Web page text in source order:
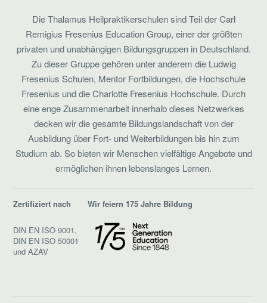
Die Thalamus Heilpraktikerschulen sind Teil der Carl
Remigius Fresenius Education Group, einer der größten
privaten und unabhängigen Bildungsgruppen in Deutschland.
Zu dieser Gruppe gehören unter anderem die Ludwig
Fresenius Schulen, Mentor Fortbildungen, die Hochschule
Fresenius und die Charlotte Fresenius Hochschule. Durch
eine enge Zusammenarbeit innerhalb dieses Netzwerkes
decken wir die gesamte Bildungslandschaft von der
Ausbildung über Fort- und Weiterbildungen bis hin zum
Studium ab. So bieten wir Menschen vielfältige Angebote und
ermöglichen ihnen lebenslanges Lernen.
Zertifiziert nach
DIN EN ISO 9001,
DIN EN ISO 50001
und AZAV
Wir feiern 175 Jahre Bildung